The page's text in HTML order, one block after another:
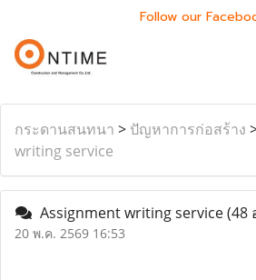
Follow our
กระดานสนทนา > ปัญหาการก่อสร้าง
writing service
Assignment writing service(48
20 พ.ค. 2569 16:53